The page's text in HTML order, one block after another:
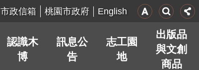
市政信箱 桃園市政府 English
認識木
博
訊息公
告
志工園
地
出版品
與文創
商品